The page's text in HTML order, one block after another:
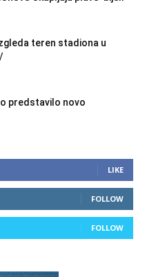
teren stadiona u
predstavilo novo
LIKE
FOLLOW
FOLLOW